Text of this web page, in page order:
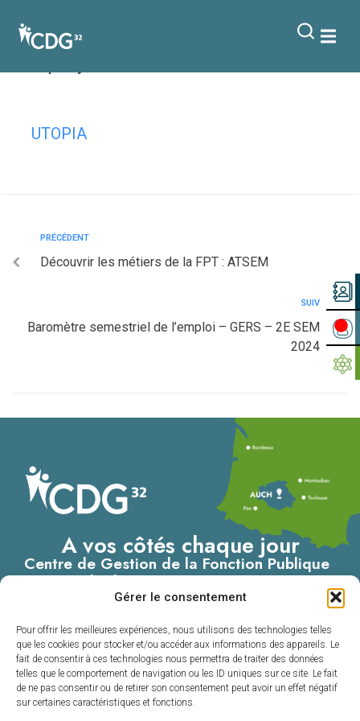
Gérer le consentement
Pour offrir les meilleures expériences, nous utilisons des technologies telles
que les cookies pour stocker et/ou accéder aux informations des appareils. Le
fait de consentir à ces technologies nous permettra de traiter des données
telles que le comportement de navigation ou les ID uniques sur ce site. Le fait
de ne pas consentir ou de retirer son consentement peut avoir un effet négatif
sur certaines caractéristiques et fonctions.
Livret à l’usage des agents
UTOPIA
PRÉCÉDENT
Découvrir les métiers de la FPT : ATSEM
SUIV
Baromètre semestriel de l’emploi – GERS – 2E SEM
2024
A vos côtés chaque jour
Centre de Gestion de la Fonction Publique
Territoriale du Gers
4, Place du Maréchal Lannes
– B.P. 80002
32001 AUCH CEDEX
05 62 60 15 00
Nous contacter